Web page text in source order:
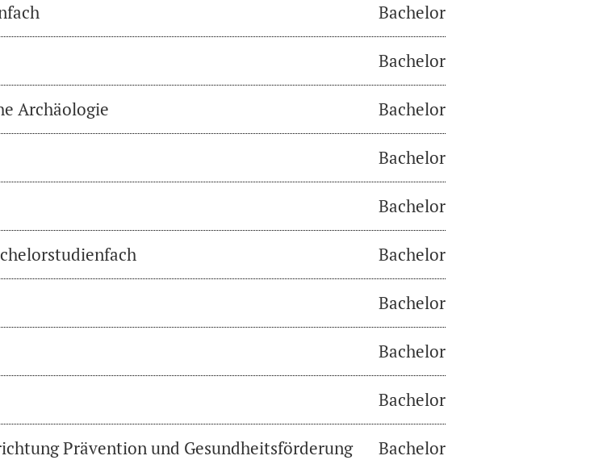
Bachelor
Bachelor
Archäologie Bachelor
Bachelor
Bachelor
Bachelor
Bachelor
Bachelor
Bachelor
Prävention und Gesundheitsförderung Bachelor